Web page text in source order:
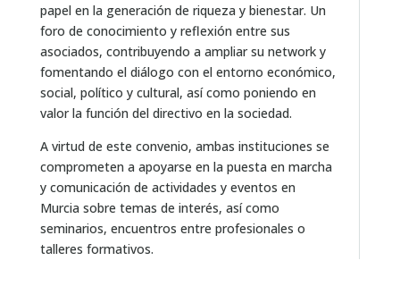
papel en la generación de riqueza y bienestar. Un
foro de conocimiento y reflexión entre sus
asociados, contribuyendo a ampliar su network y
fomentando el diálogo con el entorno económico,
social, político y cultural, así como poniendo en
valor la función del directivo en la sociedad.
A virtud de este convenio, ambas instituciones se
comprometen a apoyarse en la puesta en marcha
y comunicación de actividades y eventos en
Murcia sobre temas de interés, así como
seminarios, encuentros entre profesionales o
talleres formativos.